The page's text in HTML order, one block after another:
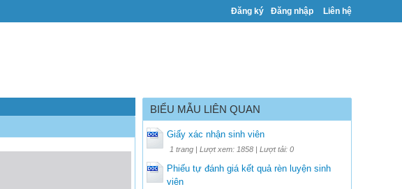
Đăng ký Đăng nhập Liên hệ
BIỂU MẪU LIÊN QUAN
Giấy xác nhận sinh viên
1 trang | Lượt xem: 1858 | Lượt tải: 0
Phiếu tự đánh giá kết quả rèn luyện sinh
viên